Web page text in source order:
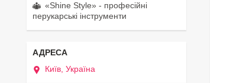
«Shine Style» - професійні
перукарські інструменти
Київ, Україна